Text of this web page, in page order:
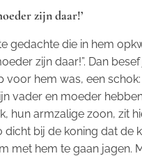
zijn daar!’
gedachte die in hem
zijn daar!”. Dan
voor hem was, een schok:
vader en moeder
hun armzalige zoon, zit
dicht bij de koning dat de
met hem te gaan jagen.